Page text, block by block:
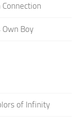
Boy
of Infinity